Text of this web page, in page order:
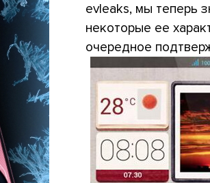
evleaks, мы теперь
некоторые ее
очередное